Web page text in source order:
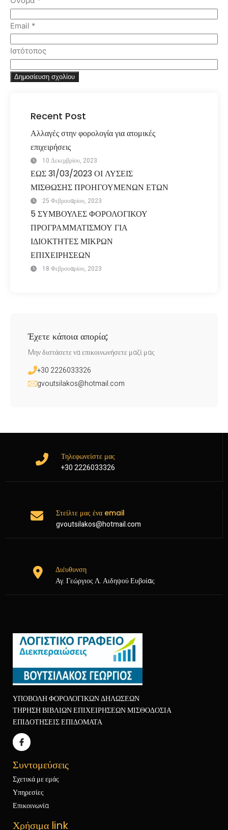
Email *
Ιστότοπος
Recent Post
Αλλαγές στην φορολογία για ατομικές
επιχειρήσεις
10 Δεκεμβρίου, 2023
ΕΩΣ 31/03/2023 ΟΙ ΛΥΣΕΙΣ
ΜΙΣΘΩΣΗΣ ΠΡΟΗΓΟΥΜΕΝΩΝ ΕΤΩΝ
25 Φεβρουαρίου, 2023
5 ΣΥΜΒΟΥΛΕΣ ΦΟΡΟΛΟΓΙΚΟΥ
ΠΡΟΓΡΑΜΜΑΤΙΣΜΟΥ ΓΙΑ
ΙΔΙΟΚΤΗΤΕΣ ΜΙΚΡΩΝ
ΕΠΙΧΕΙΡΗΣΕΩΝ
18 Φεβρουαρίου, 2023
Έχετε κάποια απορία;
Mην διστάσετε να επικοινωνήσετε μαζί μας
+30 2226033326
gvoutsilakos@hotmail.com
Τηλεφωνείστε μας
+30 2226033326
Στείλτε μας ένα email
gvoutsilakos@hotmail.com
Διέυθυνση
Αγ. Γεώργιος Λ. Αιδηψού Ευβοίας
ΥΠΟΒΟΛΗ ΦΟΡΟΛΟΓΙΚΩΝ ΔΗΛΩΣΕΩΝ
ΤΗΡΗΣΗ ΒΙΒΛΙΩΝ ΕΠΙΧΕΙΡΗΣΕΩΝ ΜΙΣΘΟΔΟΣΙΑ
ΕΠΙΔΟΤΗΣΕΙΣ ΕΠΙΔΟΜΑΤΑ
Συντομεύσεις
Σχετικά με εμάς
Υπηρεσίες
Επικοινωνία
Χρήσιμα link